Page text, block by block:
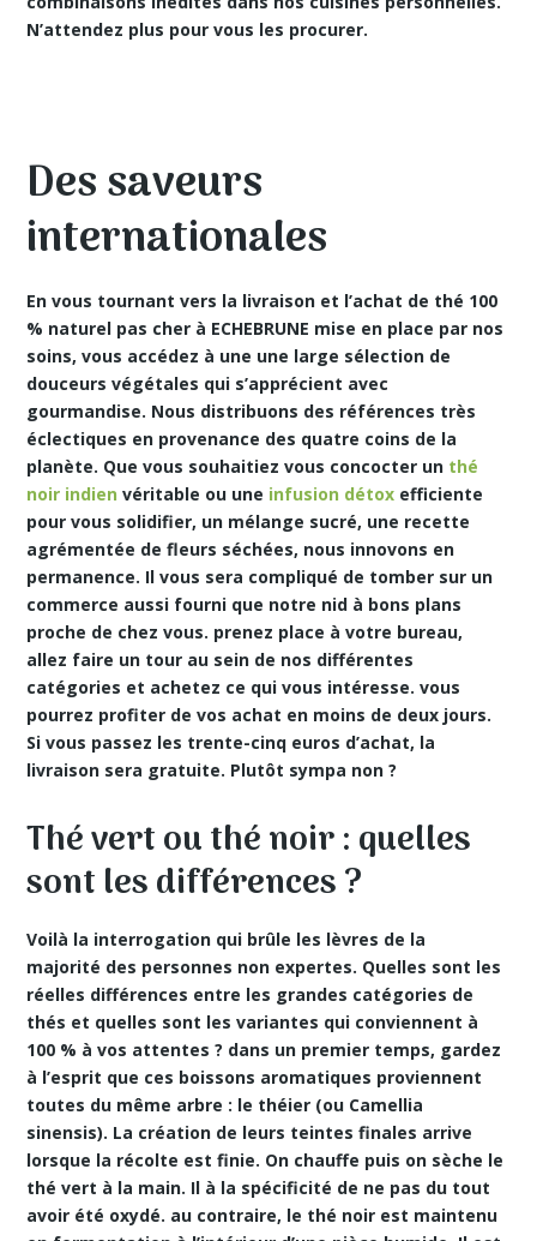
N’attendez plus pour vous les procurer.
Des saveurs
internationales
En vous tournant vers la livraison et l’achat de thé 100
% naturel pas cher à ECHEBRUNE mise en place par nos
soins, vous accédez à une une large sélection de
douceurs végétales qui s’apprécient avec
gourmandise. Nous distribuons des références très
éclectiques en provenance des quatre coins de la
planète. Que vous souhaitiez vous concocter un thé
noir indien véritable ou une infusion détox efficiente
pour vous solidifier, un mélange sucré, une recette
agrémentée de fleurs séchées, nous innovons en
permanence. Il vous sera compliqué de tomber sur un
commerce aussi fourni que notre nid à bons plans
proche de chez vous. prenez place à votre bureau,
allez faire un tour au sein de nos différentes
catégories et achetez ce qui vous intéresse. vous
pourrez profiter de vos achat en moins de deux jours.
Si vous passez les trente-cinq euros d’achat, la
livraison sera gratuite. Plutôt sympa non ?
Thé vert ou thé noir : quelles
sont les différences ?
Voilà la interrogation qui brûle les lèvres de la
majorité des personnes non expertes. Quelles sont les
réelles différences entre les grandes catégories de
thés et quelles sont les variantes qui conviennent à
100 % à vos attentes ? dans un premier temps, gardez
à l’esprit que ces boissons aromatiques proviennent
toutes du même arbre : le théier (ou Camellia
sinensis). La création de leurs teintes finales arrive
lorsque la récolte est finie. On chauffe puis on sèche le
thé vert à la main. Il à la spécificité de ne pas du tout
avoir été oxydé. au contraire, le thé noir est maintenu